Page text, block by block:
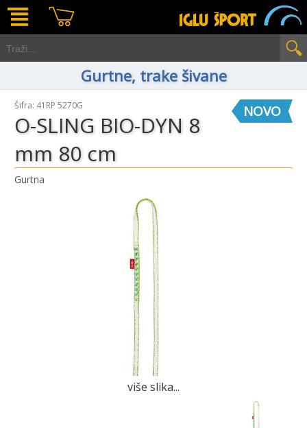
Gurtne, trake šivane
NOVO
Šifra: 41RP 5270G
O-SLING BIO-DYN 8
mm 80 cm
Gurtna
više slika...